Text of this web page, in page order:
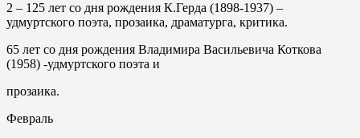
2 – 125 лет со дня рождения К.Герда (1898-1937) –
удмуртского поэта, прозаика, драматурга, критика.
65 лет со дня рождения Владимира Васильевича Коткова
(1958) -удмуртского поэта и
прозаика.
Февраль